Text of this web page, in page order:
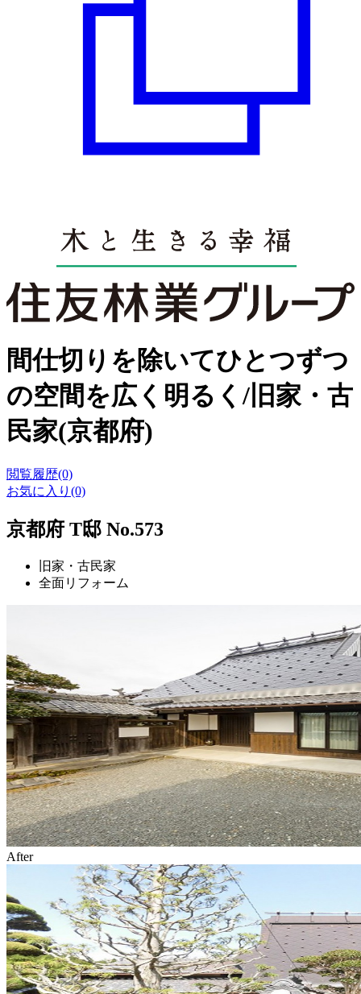
間仕切りを除いてひとつずつ
の空間を広く明るく/旧家・古
民家(京都府)
閲覧履歴(0)
お気に入り(0)
京都府 T邸 No.573
旧家・古民家
全面リフォーム
After